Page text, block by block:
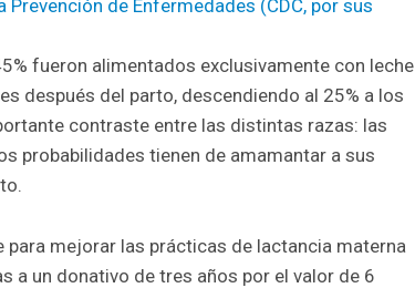
de Enfermedades (CDC, por sus
fueron alimentados exclusivamente con leche
después del parto, descendiendo al 25% a los
contraste entre las distintas razas: las
probabilidades tienen de amamantar a sus
para mejorar las prácticas de lactancia materna
a un donativo de tres años por el valor de 6